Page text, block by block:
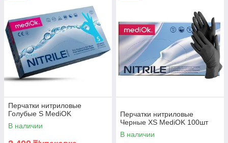
Перчатки нитриловые
Голубые S MediOK
В наличии
Перчатки нитриловые
Черные XS MediOK 100шт
В наличии